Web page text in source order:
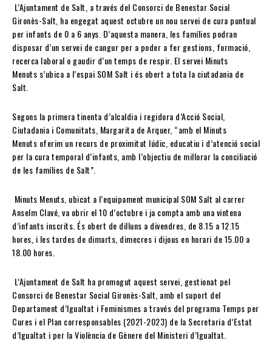
L’Ajuntament de Salt, a través del Consorci de Benestar Social
Gironès-Salt, ha engegat aquest octubre un nou servei de cura puntual
per infants de 0 a 6 anys. D’aquesta manera, les famílies podran
disposar d’un servei de cangur per a poder a fer gestions, formació,
recerca laboral o gaudir d’un temps de respir. El servei Minuts
Menuts s’ubica a l’espai SOM Salt i és obert a tota la ciutadania de
Salt.
Segons la primera tinenta d’alcaldia i regidora d’Acció Social,
Ciutadania i Comunitats, Margarita de Arquer, “amb el Minuts
Menuts oferim un recurs de proximitat lúdic, educatiu i d’atenció social
per la cura temporal d’infants, amb l’objectiu de millorar la conciliació
de les famílies de Salt”.
Minuts Menuts, ubicat a l’equipament municipal SOM Salt al carrer
Anselm Clavé, va obrir el 10 d’octubre i ja compta amb una vintena
d’infants inscrits. És obert de dilluns a divendres, de 8.15 a 12.15
hores, i les tardes de dimarts, dimecres i dijous en horari de 15.00 a
18.00 hores.
L’Ajuntament de Salt ha promogut aquest servei, gestionat pel
Consorci de Benestar Social Gironès-Salt, amb el suport del
Departament d’Igualtat i Feminismes a través del programa Temps per
Cures i el Plan corresponsables (2021-2023) de la Secretaria d’Estat
d’Igualtat i per la Violència de Gènere del Ministeri d’Igualtat.